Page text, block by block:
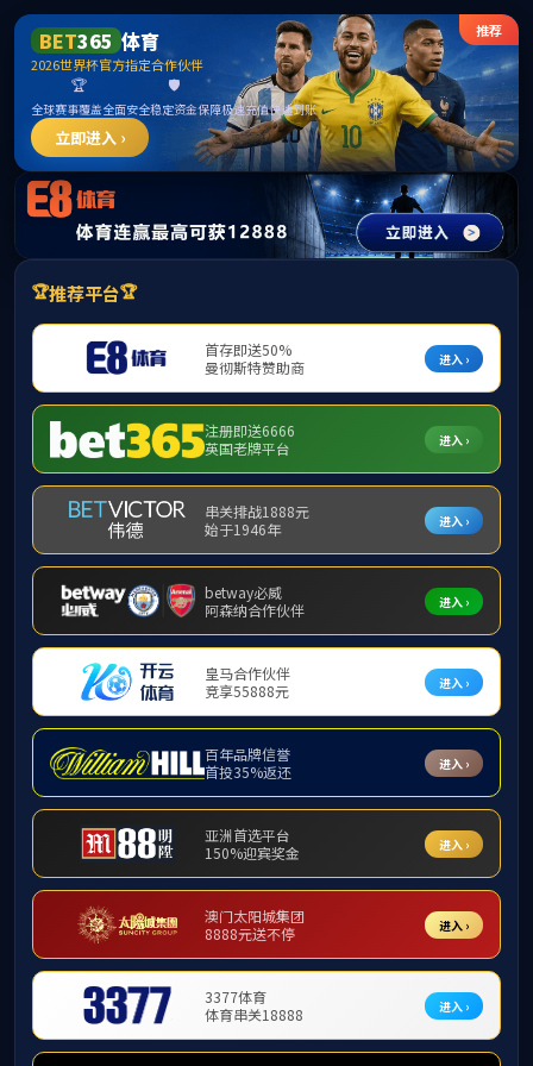
古天乐代言太阳集团(中国)有限公司官网
Toggle
Sidebar
Find
Zoom
Out
Zoom
In